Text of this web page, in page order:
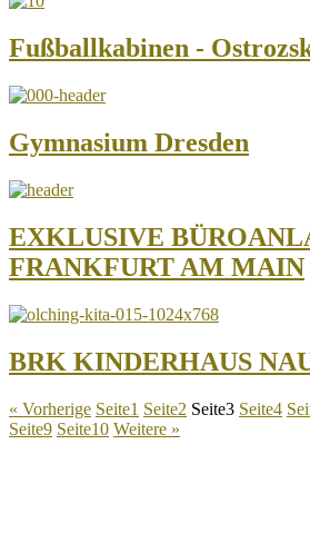
Fußballkabinen -
Gymnasium Dresden
EXKLUSIVE
FRANKFURT AM MAIN
BRK KINDERHAUS
« Vorherige Seite1 Seite2 Seite3 Seite4
Seite9 Seite10 Weitere »